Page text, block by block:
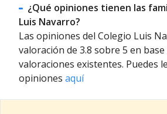
¿Qué opiniones tienen las
Luis Navarro?
Las opiniones del Colegio Luis
valoración de 3.8 sobre 5 en base
valoraciones existentes. Puedes
opiniones aquí